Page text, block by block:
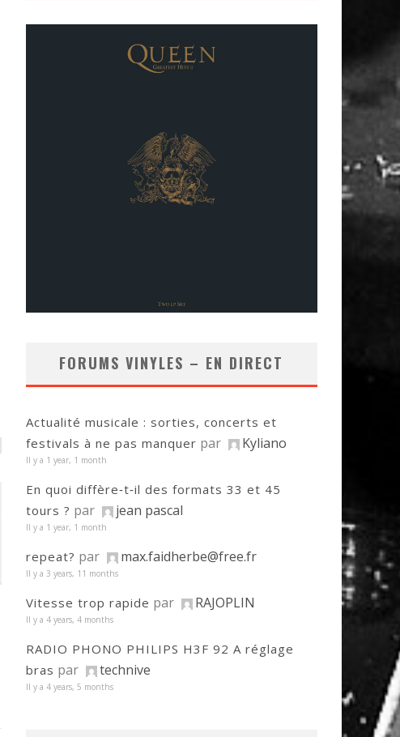
FORUMS VINYLES – EN DIRECT
Actualité musicale : sorties, concerts et
festivals à ne pas manquer par Kyliano
Il y a 1 year, 1 month
En quoi diffère‑t‑il des formats 33 et 45
tours ? par jean pascal
Il y a 1 year, 1 month
repeat? par max.faidherbe@free.fr
Il y a 3 years, 11 months
Vitesse trop rapide par RAJOPLIN
Il y a 4 years, 4 months
RADIO PHONO PHILIPS H3F 92 A réglage
bras par technive
Il y a 4 years, 5 months